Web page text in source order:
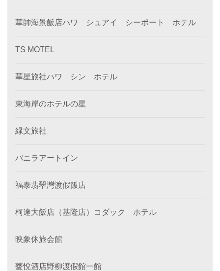
華帥海景飯店ハワ シュアイ シーポート ホテル
TS MOTEL
華星旅社ハワ シン ホテル
東海岸のホテルの星
緑文旅社
バニラアートイン
福泰翡翠灣渡假飯店
柯達大飯店（基隆店）コダック ホテル
映象休旅会館
薆悅酒店野柳渡假館一館